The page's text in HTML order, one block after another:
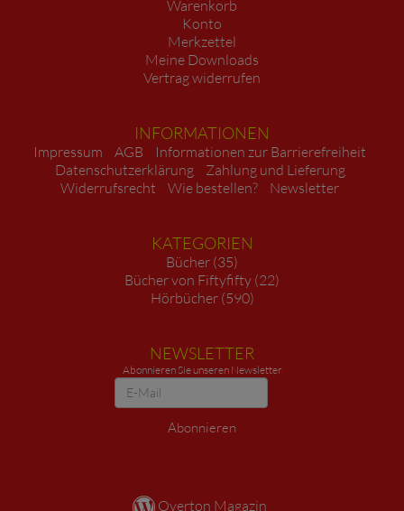
Warenkorb
Konto
Merkzettel
Meine Downloads
Vertrag widerrufen
INFORMATIONEN
Impressum AGB
Informationen zur Barrierefreiheit
Datenschutzerklärung
Zahlung und Lieferung
Widerrufsrecht
Wie bestellen? Newsletter
KATEGORIEN
Bücher (35)
Bücher von Fiftyfifty (22)
Hörbücher (590)
NEWSLETTER
Abonnieren Sie unseren Newsletter
Newsletter
Abonnieren
Overton Magazin